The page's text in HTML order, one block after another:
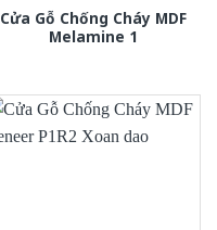
Cửa Gỗ Chống Cháy MDF
Melamine 1